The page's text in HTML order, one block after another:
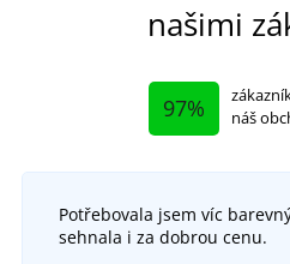
našimi
97%
náš
Potřebovala jsem víc
sehnala i za dobrou cenu.